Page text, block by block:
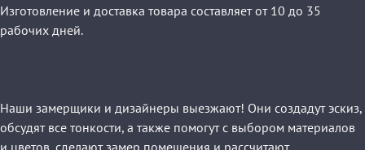
Изготовление и доставка товара составляет от 10 до 35
рабочих дней.
Наши замерщики и дизайнеры выезжают! Они создадут эскиз,
обсудят все тонкости, а также помогут с выбором материалов
и цветов, сделают замер помещения и рассчитают